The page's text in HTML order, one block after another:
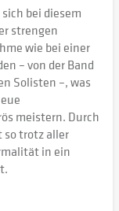
bei diesem
strengen
wie bei einer
– von der Band
Solisten –, was
meistern. Durch
so trotz aller
in ein